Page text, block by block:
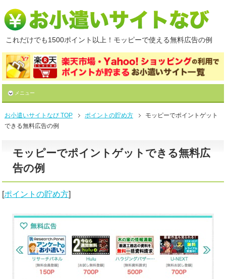
これだけでも1500ポイント以上！モッピーで使える無料広告の例
メニュー
お小遣いサイトなび TOP ポイントの貯め方
モッピーでポイントゲット
できる無料広告の例
モッピーでポイントゲットできる無料広
告の例
[ポイントの貯め方]